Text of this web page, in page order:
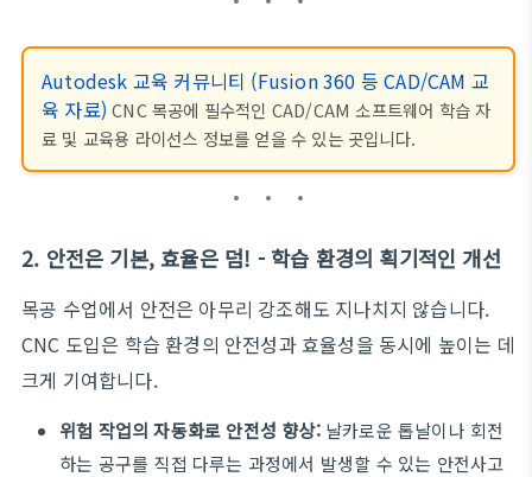
Autodesk 교육 커뮤니티 (Fusion 360 등 CAD/CAM 교
육 자료)CNC 목공에 필수적인 CAD/CAM 소프트웨어 학습 자
료 및 교육용 라이선스 정보를 얻을 수 있는 곳입니다.
2. 안전은 기본, 효율은 덤! - 학습 환경의 획기적인 개선
목공 수업에서 안전은 아무리 강조해도 지나치지 않습니다.
CNC 도입은 학습 환경의 안전성과 효율성을 동시에 높이는 데
크게 기여합니다.
위험 작업의 자동화로 안전성 향상:날카로운 톱날이나 회전
하는 공구를 직접 다루는 과정에서 발생할 수 있는 안전사고